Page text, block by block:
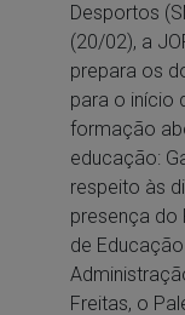
Desportos
(20/02), a
prepara os
para o início
formação
educação:
respeito às
presença do
de
Freitas, o